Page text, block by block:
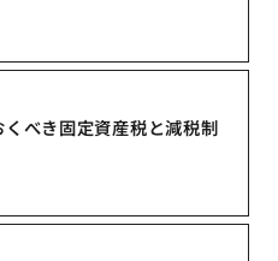
べき固定資産税と減税制